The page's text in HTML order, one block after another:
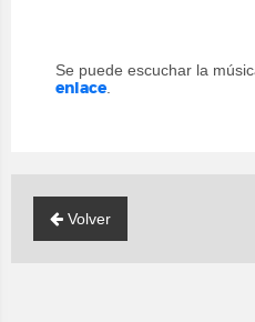
Se puede escuchar la
enlace.
Volver